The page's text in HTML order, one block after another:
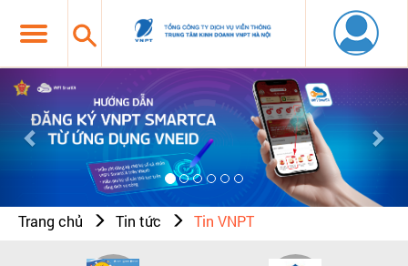
Previous
Trang chủ Tin tức Tin VNPT